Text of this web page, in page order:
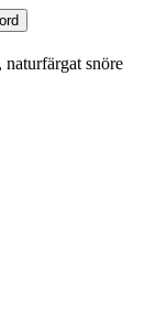
snöre